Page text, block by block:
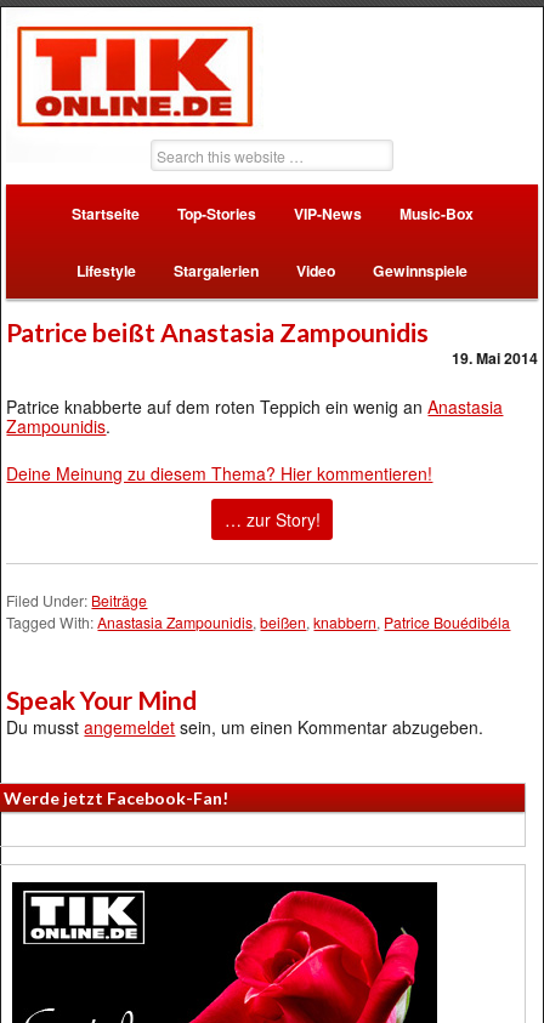
Startseite Top-Stories VIP-News Music-Box
Lifestyle Stargalerien Video Gewinnspiele
Patrice beißt Anastasia Zampounidis
19. Mai 2014
Patrice knabberte auf dem roten Teppich ein wenig anAnastasia
Zampounidis.
Deine Meinung zu diesem Thema? Hier kommentieren!
… zur Story!
Filed Under: Beiträge
Tagged With:Anastasia Zampounidis,beißen,knabbern, Patrice Bouédibéla
Speak Your Mind
Du musstangemeldet sein, um einen Kommentar abzugeben.
Werde jetzt Facebook-Fan!